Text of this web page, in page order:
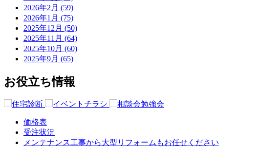
2026年2月 (59)
2026年1月 (75)
2025年12月 (50)
2025年11月 (64)
2025年10月 (60)
2025年9月 (65)
お役立ち情報
価格表
受注状況
メンテナンス工事から大型リフォームもお任せください